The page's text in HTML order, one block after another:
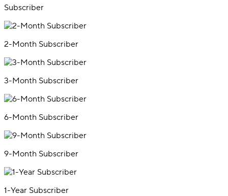
Subscriber
2-Month Subscriber
3-Month Subscriber
6-Month Subscriber
9-Month Subscriber
1-Year Subscriber